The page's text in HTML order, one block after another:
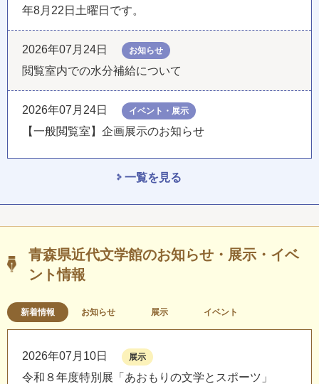
年8月22日土曜日です。
2026年07月24日 お知らせ
閲覧室内での水分補給について
2026年07月24日 イベント・展示
【一般閲覧室】企画展示のお知らせ
一覧を見る
青森県近代文学館のお知らせ・展示・イベ
ント情報
新着情報 お知らせ 展示 イベント
2026年07月10日 展示
令和８年度特別展「あおもりの文学とスポーツ」